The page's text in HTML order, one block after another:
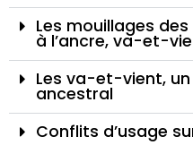
Les mouillages
à l’ancre, va-et-
Les va-et-vient,
ancestral
Conflits d’usage